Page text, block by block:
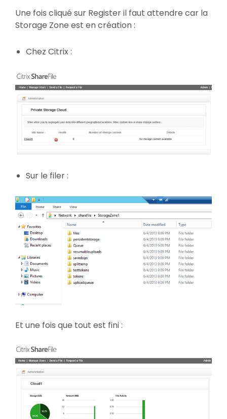
Une fois cliqué sur Register il faut attendre car la
Storage Zone est en création :
Chez Citrix :
Sur le filer :
Et une fois que tout est fini :